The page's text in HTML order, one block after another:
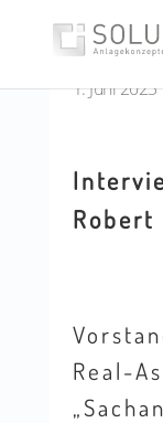
1. Juni 2023
Robert
Real-